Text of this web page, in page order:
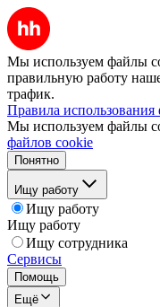
Мы используем файлы
правильную работу
трафик.
Правила
Мы используем файлы
файлов cookie
Понятно
Ищу работу
Ищу работу
Ищу работу
Ищу сотрудника
Сервисы
Помощь
Ещё